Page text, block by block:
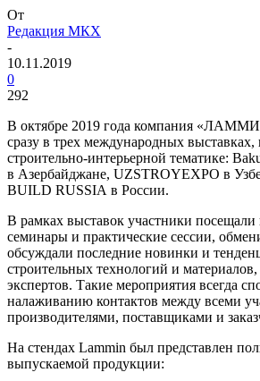
От
Редакция МКХ
-
10.11.2019
0
292
В октябре 2019 года компания
сразу в трех международных
строительно-интерьерной тематике:
в Азербайджане, UZSTROYEXPO в
BUILD RUSSIA в России.
В рамках выставок участники
семинары и практические сессии,
обсуждали последние новинки и
строительных технологий и
экспертов. Такие мероприятия всегда
налаживанию контактов между всеми
производителями, поставщиками и
На стендах Lammin был представлен
выпускаемой продукции: